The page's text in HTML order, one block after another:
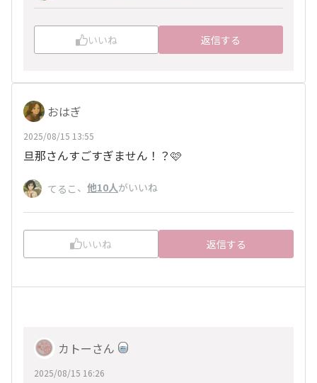
いいね 返信する
おはぎ
2025/08/15 13:55
旦那さんすごすぎません！？🩷
てるこ 、 他10人がいいね
いいね 返信する
カトーさん
2025/08/15 16:26